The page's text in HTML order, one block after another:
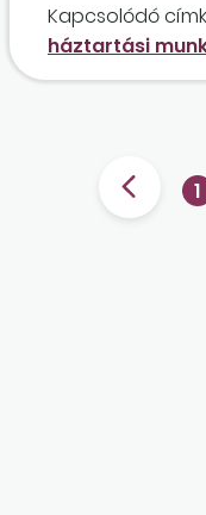
Kapcsolódó
háztartási
1